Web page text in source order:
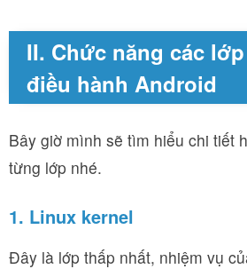
II. Chức năng các
điều hành Android
Bây giờ mình sẽ tìm hiểu chi tiết
từng lớp nhé.
1. Linux kernel
Đây là lớp thấp nhất, nhiệm vụ